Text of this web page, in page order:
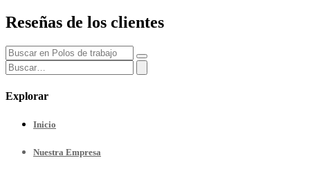
Reseñas de los clientes
Explorar
Inicio
Nuestra Empresa